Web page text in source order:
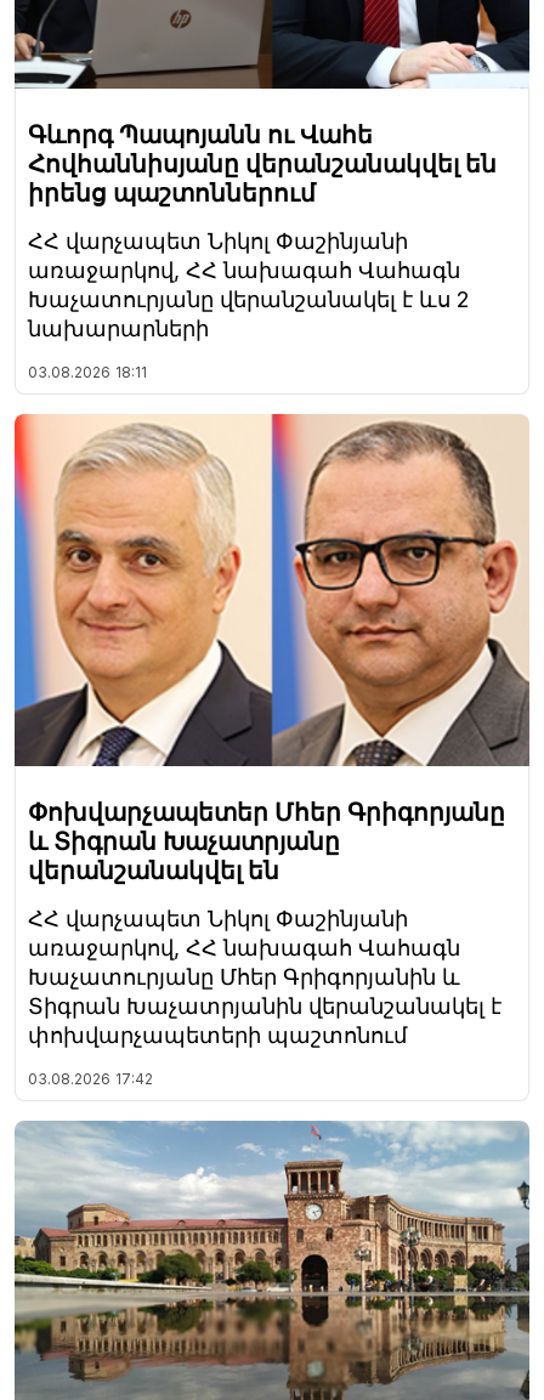
Գևորգ Պապոյանն ու Վահե
Հովհաննիսյանը վերանշանակվել են
իրենց պաշտոններում
ՀՀ վարչապետ Նիկոլ Փաշինյանի
առաջարկով, ՀՀ նախագահ Վահագն
Խաչատուրյանը վերանշանակել է ևս 2
նախարարների
03.08.2026 18:11
Փոխվարչապետեր Մհեր Գրիգորյանը
և Տիգրան Խաչատրյանը
վերանշանակվել են
ՀՀ վարչապետ Նիկոլ Փաշինյանի
առաջարկով, ՀՀ նախագահ Վահագն
Խաչատուրյանը Մհեր Գրիգորյանին և
Տիգրան Խաչատրյանին վերանշանակել է
փոխվարչապետերի պաշտոնում
03.08.2026 17:42